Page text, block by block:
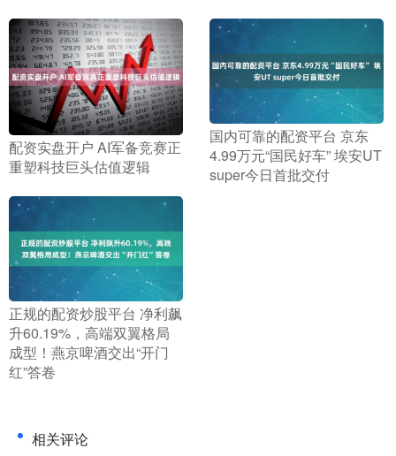
​配资实盘开户 AI军备竞赛正
重塑科技巨头估值逻辑
​国内可靠的配资平台 京东
4.99万元“国民好车” 埃安UT
super今日首批交付
​正规的配资炒股平台 净利飙
升60.19%，高端双翼格局
成型！燕京啤酒交出“开门
红”答卷
相关评论